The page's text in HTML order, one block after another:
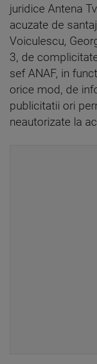
juridice Antena
acuzate de
Voiculescu,
3, de
sef ANAF, in
orice mod, de
publicitatii ori
neautorizate la